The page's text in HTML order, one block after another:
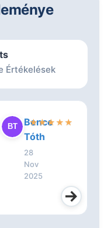
Értékelések
Bence
Tóth
28
Nov
2025
★★★★★